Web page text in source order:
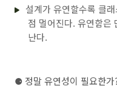
설계가 유연할수록 클
점 멀어진다. 유연함은
난다.
⚈ 정말 유연성이 필요한가